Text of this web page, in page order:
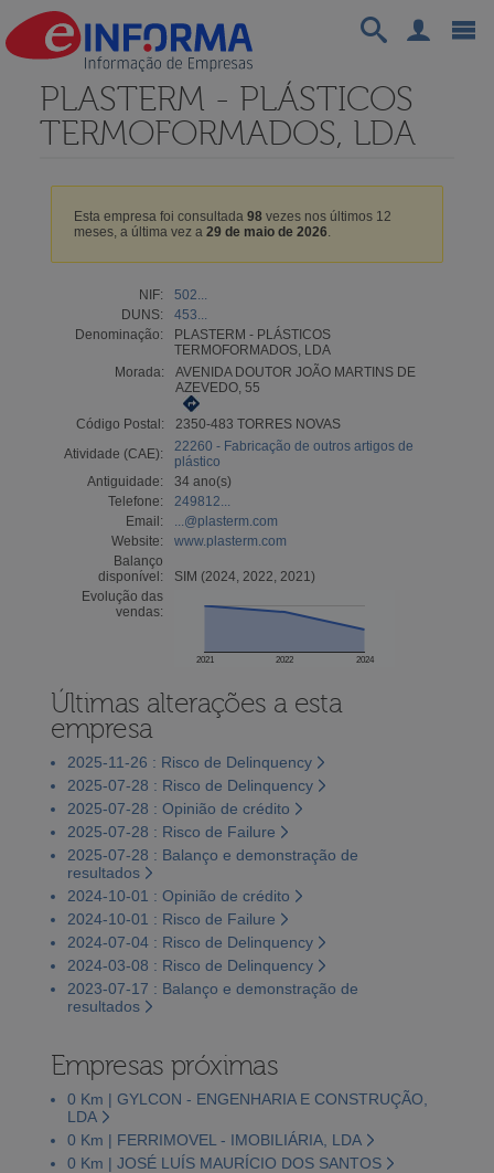
PLASTERM - PLÁSTICOS
TERMOFORMADOS, LDA
Esta empresa foi consultada 98vezes nos últimos 12
meses, a última vez a 29 de maio de 2026.
NIF:
502...
DUNS:
453...
Denominação:
PLASTERM - PLÁSTICOS
TERMOFORMADOS, LDA
Morada:
AVENIDA DOUTOR JOÃO MARTINS DE
AZEVEDO, 55
Código Postal:
2350-483 TORRES NOVAS
Atividade (CAE):
22260 - Fabricação de outros artigos de
plástico
Antiguidade:
34 ano(s)
Telefone:
249812...
Email:
...@plasterm.com
Website:
www.plasterm.com
Balanço
disponível:
SIM (2024, 2022, 2021)
Evolução das
vendas:
2021 2022 2024
Últimas alterações a esta
empresa
2025-11-26 : Risco de Delinquency
2025-07-28 : Risco de Delinquency
2025-07-28 : Opinião de crédito
2025-07-28 : Risco de Failure
2025-07-28 : Balanço e demonstração de
resultados
2024-10-01 : Opinião de crédito
2024-10-01 : Risco de Failure
2024-07-04 : Risco de Delinquency
2024-03-08 : Risco de Delinquency
2023-07-17 : Balanço e demonstração de
resultados
Empresas próximas
0 Km | GYLCON - ENGENHARIA E CONSTRUÇÃO,
LDA
0 Km | FERRIMOVEL - IMOBILIÁRIA, LDA
0 Km | JOSÉ LUÍS MAURÍCIO DOS SANTOS